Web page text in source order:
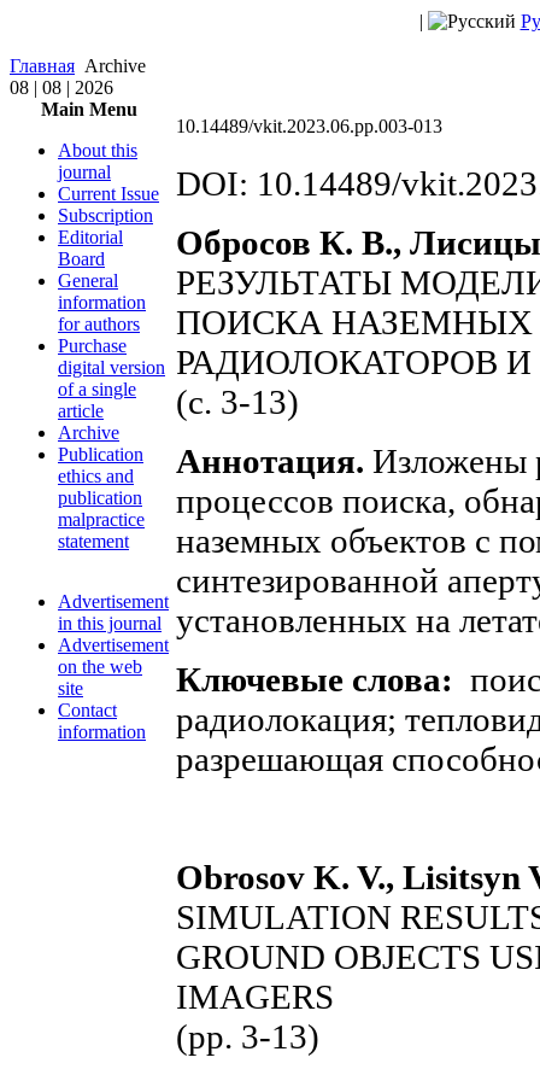
|
Главная Archive
08 | 08 | 2026
Main Menu
About this
journal
Current Issue
Subscription
Editorial
Board
General
information
for authors
Purchase
digital version
of a single
article
Archive
Publication
ethics and
publication
malpractice
statement
Advertisement
in this journal
Advertisement
on the web
site
Contact
information
10.14489/vkit.2023.06.рр.003-013
DOI: 10.14489/
Обросов К. В.,
РЕЗУЛЬТАТЫ
ПОИСКА
РАДИОЛОКАТОРОВ
(с. 3-13)
Аннотация. Изложены
процессов поиска,
наземных объектов с
синтезированной
установленных на
Ключевые слова:
радиолокация;
разрешающая
Obrosov K. V., Lisitsyn
SIMULATION
GROUND OBJECTS
IMAGERS
(рр. 3-13)